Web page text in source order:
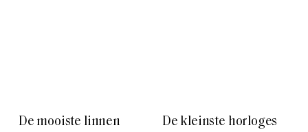
De mooiste linnen
De kleinste horloges